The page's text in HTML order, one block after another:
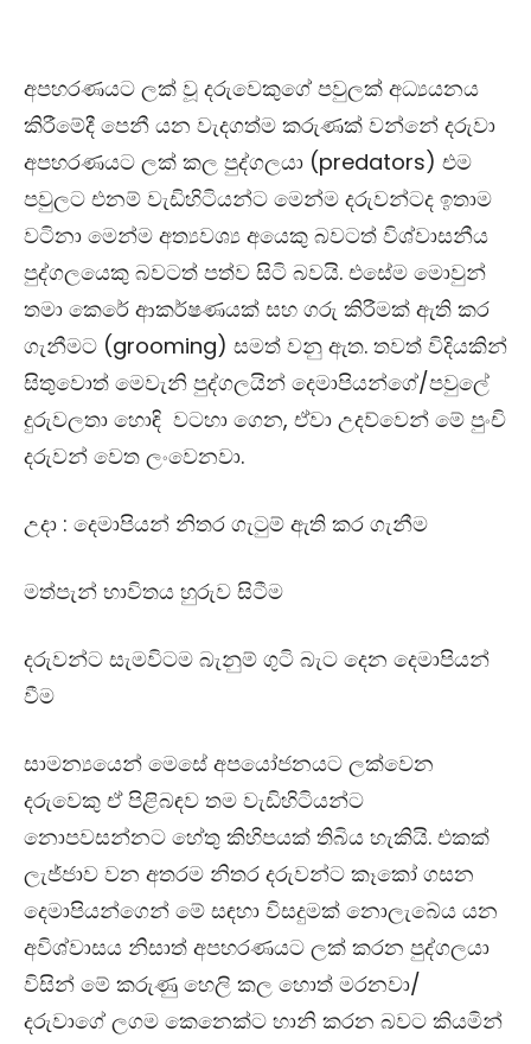
අපහරණයට ලක් වූ දරුවෙකුගේ පවුලක් අධ්‍යයනය
කිරීමේදී පෙනී යන වැදගත්ම කරුණක් වන්නේ දරුවා
අපහරණයට ලක් කල පුද්ගලයා (predators) එම
පවුලට එනම් වැඩිහිටියන්ට මෙන්ම දරුවන්ටද ඉතාම
වටිනා මෙන්ම අත්‍යවශ්‍ය අයෙකු බවටත් විශ්වාසනීය
පුද්ගලයෙකු බවටත් පත්ව සිටි බවයි. එසේම මොවුන්
තමා කෙරේ ආකර්ෂණයක් සහ ගරු කිරීමක් ඇති කර
ගැනීමට (grooming) සමත් වනු ඇත. තවත් විදියකින්
සිතුවොත් මෙවැනි පුද්ගලයින් දෙමාපියන්ගේ/පවුලේ
දුරුවලතා හොඳි වටහා ගෙන, ඒවා උදව්වෙන් මේ පුංචි
දරුවන් වෙත ලංවෙනවා.
උදා : දෙමාපියන් නිතර ගැටුම් ඇති කර ගැනීම
මත්පැන් භාවිතය හුරුව සිටීම
දරුවන්ට සැමවිටම බැනුම් ගුටි බැට දෙන දෙමාපියන්
වීම
සාමන්‍යයෙන් මෙසේ අපයෝජනයට ලක්වෙන
දරුවෙකු ඒ පිළිබඳව තම වැඩිහිටියන්ට
නොපවසන්නට හේතු කිහිපයක් තිබිය හැකියි. එකක්
ලැජ්ජාව වන අතරම නිතර දරුවන්ට කෑකෝ ගසන
දෙමාපියන්ගෙන් මේ සඳහා විසදුමක් නොලැබේය යන
අවිශ්වාසය නිසාත් අපහරණයට ලක් කරන පුද්ගලයා
විසින් මේ කරුණු හෙලි කල හොත් මරනවා/
දරුවාගේ ලගම කෙනෙක්ට හානි කරන බවට කියමින්